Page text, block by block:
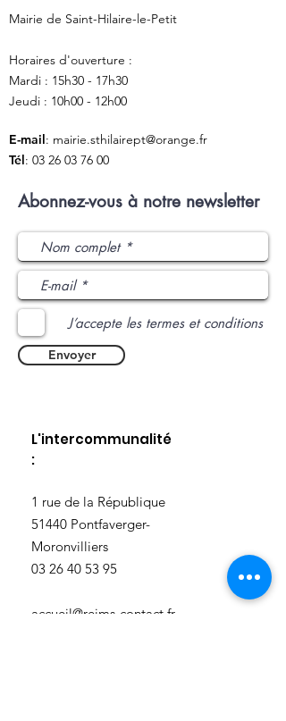
Mairie de Saint-Hilaire-le-Petit
Horaires d'ouverture :
Mardi : 15h30 - 17h30
Jeudi : 10h00 - 12h00
E-mail: mairie.sthilairept@orange.fr
Tél: 03 26 03 76 00
Abonnez-vous à notre newsletter
J’accepte les termes et conditions
Envoyer
L'intercommunalité
:
​1 rue de la République
51440 Pontfaverger-
Moronvilliers
03 26 40 53 95
accueil@reims-contact.fr